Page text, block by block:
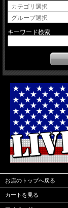
キーワード検索
お店のトップへ戻る
カートを見る